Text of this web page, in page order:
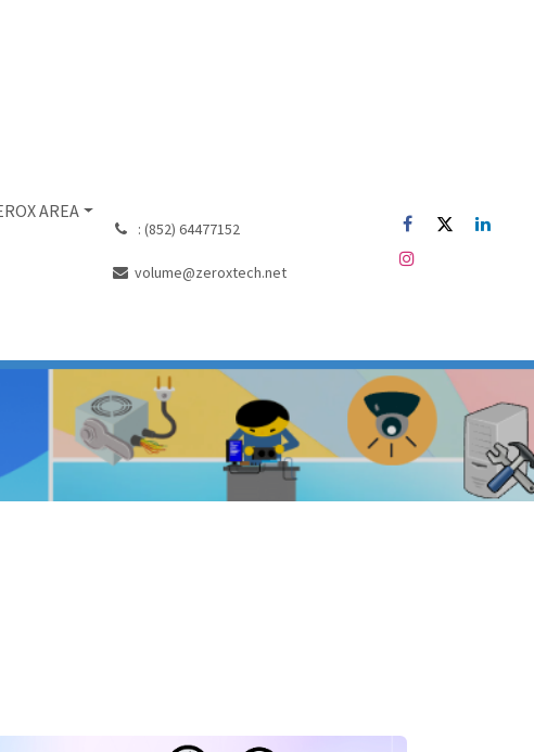
AREA
͏ : (852) 64477152
volume@zeroxtech.net